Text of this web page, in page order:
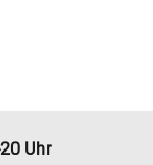
Uhr